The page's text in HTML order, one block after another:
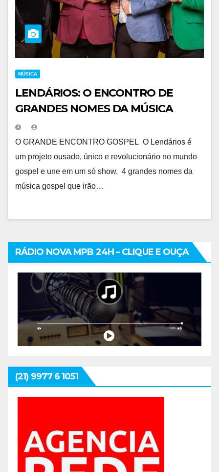
MÚSICA
LENDÁRIOS: O ENCONTRO DE
GRANDES NOMES DA MÚSICA
O GRANDE ENCONTRO GOSPEL O Lendários é
um projeto ousado, único e revolucionário no mundo
gospel e une em um só show, 4 grandes nomes da
música gospel que irão…
RÁDIO NOVA MPB 24H – CLIQUE E OUÇA
(21) 9977 6 1051